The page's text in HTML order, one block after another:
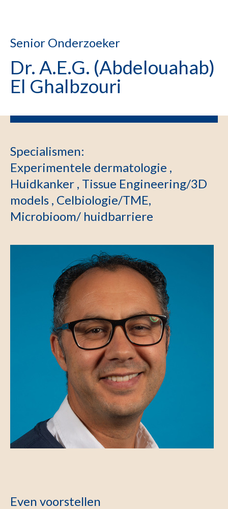
Senior Onderzoeker
Dr. A.E.G. (Abdelouahab)
El Ghalbzouri
Specialismen:
Experimentele dermatologie ,
Huidkanker , Tissue Engineering/3D
models , Celbiologie/TME,
Microbioom/ huidbarriere
Even voorstellen